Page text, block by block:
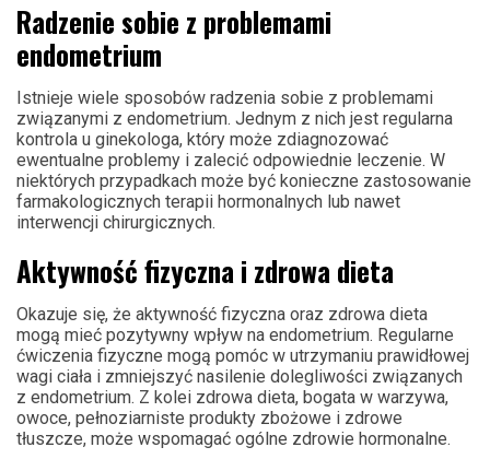
Radzenie sobie z problemami
endometrium
Istnieje wiele sposobów radzenia sobie z problemami
związanymi z endometrium. Jednym z nich jest regularna
kontrola u ginekologa, który może zdiagnozować
ewentualne problemy i zalecić odpowiednie leczenie. W
niektórych przypadkach może być konieczne zastosowanie
farmakologicznych terapii hormonalnych lub nawet
interwencji chirurgicznych.
Aktywność fizyczna i zdrowa dieta
Okazuje się, że aktywność fizyczna oraz zdrowa dieta
mogą mieć pozytywny wpływ na endometrium. Regularne
ćwiczenia fizyczne mogą pomóc w utrzymaniu prawidłowej
wagi ciała i zmniejszyć nasilenie dolegliwości związanych
z endometrium. Z kolei zdrowa dieta, bogata w warzywa,
owoce, pełnoziarniste produkty zbożowe i zdrowe
tłuszcze, może wspomagać ogólne zdrowie hormonalne.